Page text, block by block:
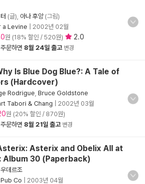
(글), 아나 후앙(그림)
a Levine
2002년 02월
원 (18% 할인 / 520원) 2.0
문하면 8월 24일 출고 변경
Is Blue Dog Blue?: A Tale of
(Hardcover)
Rodrigue Bruce Goldstone
Tabori & Chang
2002년 03월
원 (20% 할인 / 870원)
문하면 8월 21일 출고 변경
Asterix and Obelix All at
Album 30 (Paperback)
데르조
Co
2003년 04월